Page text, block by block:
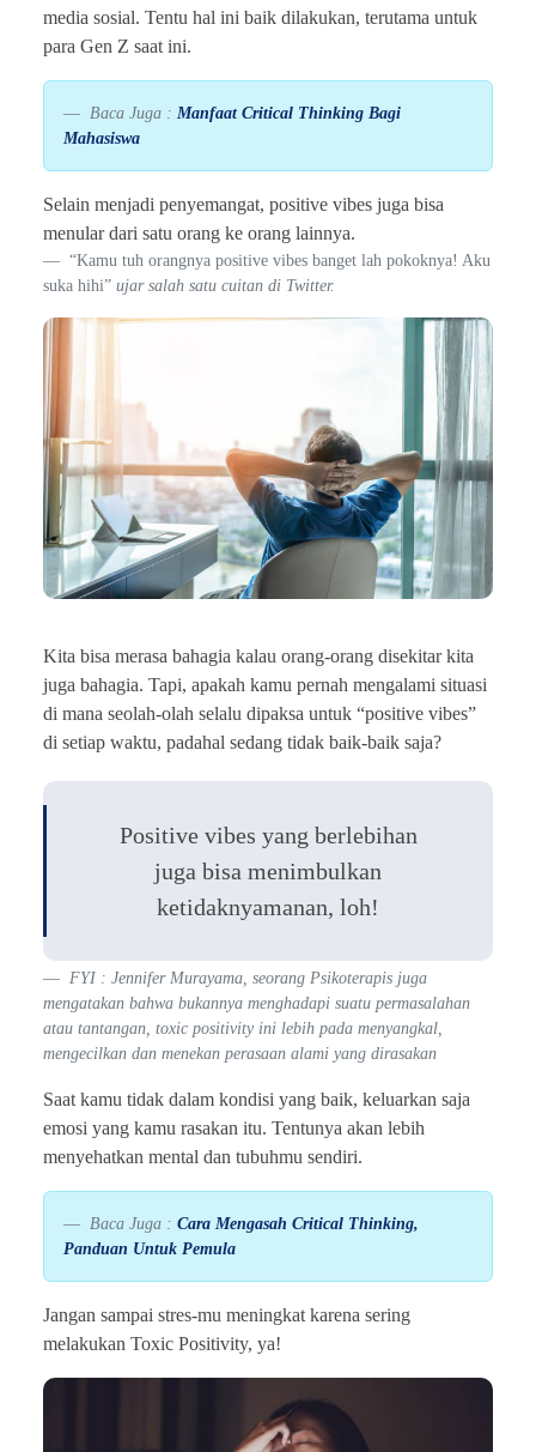
media sosial. Tentu hal ini baik dilakukan, terutama untuk
para Gen Z saat ini.
Baca Juga : Manfaat Critical Thinking Bagi
Mahasiswa
Selain menjadi penyemangat, positive vibes juga bisa
menular dari satu orang ke orang lainnya.
“Kamu tuh orangnya positive vibes banget lah pokoknya! Aku
suka hihi” ujar salah satu cuitan di Twitter.
Kita bisa merasa bahagia kalau orang-orang disekitar kita
juga bahagia. Tapi, apakah kamu pernah mengalami situasi
di mana seolah-olah selalu dipaksa untuk “positive vibes”
di setiap waktu, padahal sedang tidak baik-baik saja?
Positive vibes yang berlebihan
juga bisa menimbulkan
ketidaknyamanan, loh!
FYI : Jennifer Murayama, seorang Psikoterapis juga
mengatakan bahwa bukannya menghadapi suatu permasalahan
atau tantangan, toxic positivity ini lebih pada menyangkal,
mengecilkan dan menekan perasaan alami yang dirasakan
Saat kamu tidak dalam kondisi yang baik, keluarkan saja
emosi yang kamu rasakan itu. Tentunya akan lebih
menyehatkan mental dan tubuhmu sendiri.
Baca Juga : Cara Mengasah Critical Thinking,
Panduan Untuk Pemula
Jangan sampai stres-mu meningkat karena sering
melakukan Toxic Positivity, ya!